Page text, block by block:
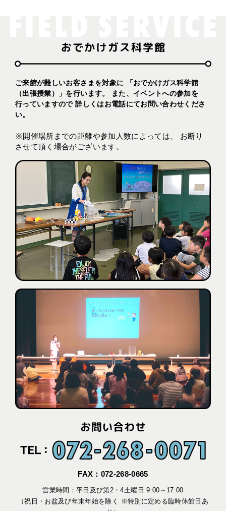
ご来館が難しいお客さまを対象に 「おでかけガス科学館
（出張授業）」を行います。
また、イベントへの参加を
行っていますので詳しくはお電話にてお問い合わせくださ
い。
※開催場所までの距離や参加人数によっては、
お断り
させて頂く場合がございます。
FAX：072-268-0665
営業時間：平日及び第2・4土曜日 9:00～17:00
（祝日・お盆及び年末年始を除く ※特別に定める臨時休館日あ